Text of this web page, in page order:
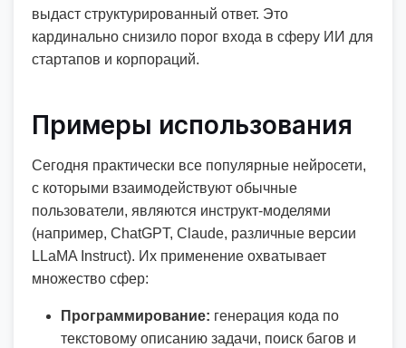
выдаст структурированный ответ. Это
кардинально снизило порог входа в сферу ИИ для
стартапов и корпораций.
Примеры использования
Сегодня практически все популярные нейросети,
с которыми взаимодействуют обычные
пользователи, являются инструкт-моделями
(например, ChatGPT, Claude, различные версии
LLaMA Instruct). Их применение охватывает
множество сфер:
Программирование: генерация кода по
текстовому описанию задачи, поиск багов и